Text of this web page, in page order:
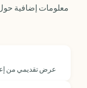
معلومات إضافية
عرض تقديمي من